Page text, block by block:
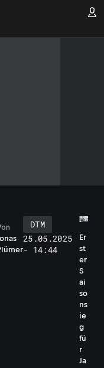
DTM
25.05.2025
- 14:44
Er
st
er
S
ai
so
ns
ie
g
fü
r
Ja